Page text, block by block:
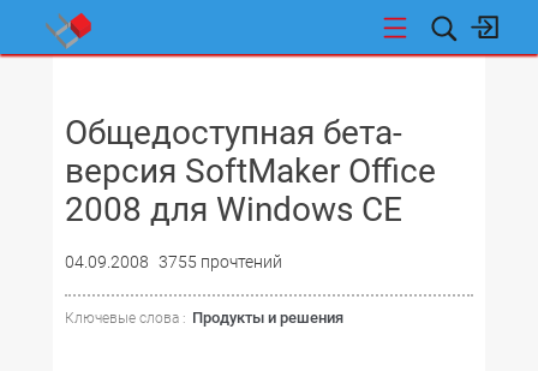
Общедоступная бета-
версия SoftMaker Office
2008 для Windows CE
04.09.2008 3755 прочтений
Ключевые слова : Продукты и решения